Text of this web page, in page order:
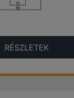
RÉSZLETEK